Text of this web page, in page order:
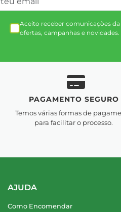
Aceito receber comunicações
ofertas, campanhas e novidades.
PAGAMENTO SEGURO
Temos várias formas de
para facilitar o processo.
AJUDA
Como Encomendar